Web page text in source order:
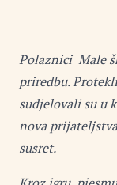
Polaznici Male
priredbu.
sudjelovali su u
nova
susret.